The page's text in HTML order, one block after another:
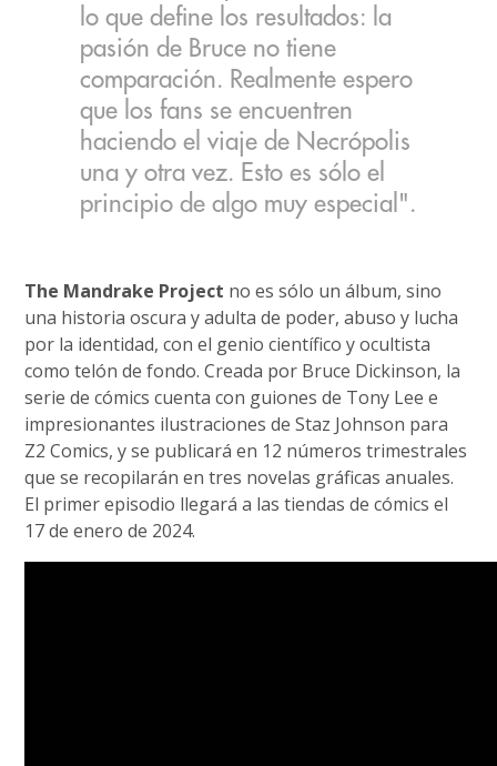
lo que define los resultados: la
pasión de Bruce no tiene
comparación. Realmente espero
que los fans se encuentren
haciendo el viaje de Necrópolis
una y otra vez. Esto es sólo el
principio de algo muy especial".
The Mandrake Project no es sólo un álbum, sino
una historia oscura y adulta de poder, abuso y lucha
por la identidad, con el genio científico y ocultista
como telón de fondo. Creada por Bruce Dickinson, la
serie de cómics cuenta con guiones de Tony Lee e
impresionantes ilustraciones de Staz Johnson para
Z2 Comics, y se publicará en 12 números trimestrales
que se recopilarán en tres novelas gráficas anuales.
El primer episodio llegará a las tiendas de cómics el
17 de enero de 2024.